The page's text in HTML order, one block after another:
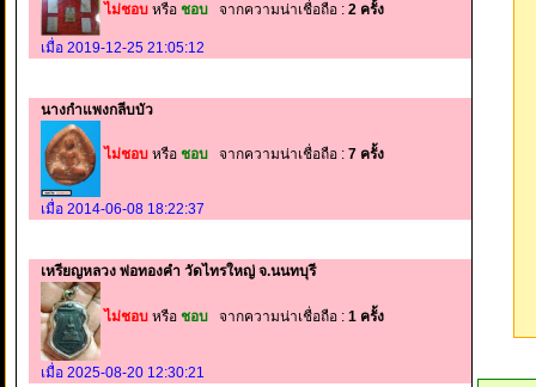
ไม่ชอบ หรือ ชอบ จากความน่าเชื่อถือ : 2 ครั้ง
เมื่อ 2019-12-25 21:05:12
นางกำแพงกลีบบัว
ไม่ชอบ หรือ ชอบ จากความน่าเชื่อถือ : 7 ครั้ง
เมื่อ 2014-06-08 18:22:37
เหรียญหลวง พ่อทองคำ วัดไทรใหญ่ จ.นนทบุรี
ไม่ชอบ หรือ ชอบ จากความน่าเชื่อถือ : 1 ครั้ง
เมื่อ 2025-08-20 12:30:21